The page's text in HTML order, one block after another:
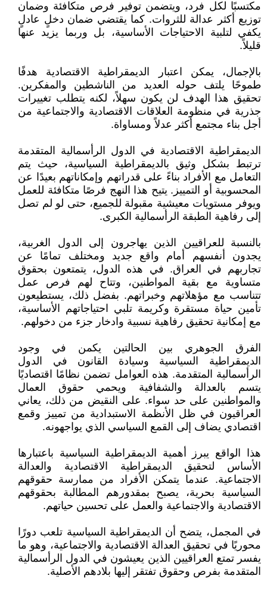
مكتسبًا لكل فرد، ويتضمن توفير فرص متكافئة وضمان
توزيع أكثر عدالة للثروات. كما يقتضي ضمان دخلٍ عادلٍ
يكفي لتلبية الاحتياجات الأساسية، بل وربما يزيد عنها
قليلاً.
بالإجمال، يمكن اعتبار الديمقراطية الاقتصادية هدفًا
طموحًا يلتف حوله العديد من الناشطين والمفكرين.
تحقيق هذا الهدف لن يكون سهلاً، لكنه يتطلب تغييرات
جذرية في منظومة العلاقات الاقتصادية والاجتماعية من
أجل بناء مجتمع أكثر عدلاً ومساواة.
الديمقراطية الاقتصادية في الدول الرأسمالية المتقدمة
ترتبط بشكل وثيق بالديمقراطية السياسية، حيث يتم
التعامل مع الأفراد بناءً على قدراتهم وإمكاناتهم بعيدًا عن
المحسوبية أو التمييز. يتيح هذا النهج فرصًا متكافئة للعمل
ويوفر مستويات معيشية مقبولة للجميع، حتى لو لم تصل
إلى رفاهية الطبقة الرأسمالية الكبرى.
بالنسبة للعراقيين الذين يهاجرون إلى الدول الغربية،
يجدون أنفسهم أمام واقع جديد ومختلف تمامًا عن
تجاربهم في العراق. في هذه الدول، يتمتعون بحقوق
متساوية مع بقية المواطنين، وتتاح لهم فرص عمل
تتناسب مع مؤهلاتهم وخبراتهم. بفضل ذلك، يستطيعون
تأمين حياة مستقرة وكريمة تلبي احتياجاتهم الأساسية،
مع إمكانية تحقيق رفاهية نسبية وادخار جزء من دخولهم.
الفرق الجوهري بين الحالتين يكمن في وجود
الديمقراطية السياسية وسيادة القانون في الدول
الرأسمالية المتقدمة. هذه العوامل تضمن نظامًا اقتصاديًا
يتسم بالعدالة والشفافية ويحمي حقوق العمال
والمواطنين على حد سواء. على النقيض من ذلك، يعاني
العراقيون في ظل الأنظمة الاستبدادية من تمييز وقمع
اقتصادي يضاف إلى القمع السياسي الذي يواجهونه.
هذا الواقع يبرز أهمية الديمقراطية السياسية باعتبارها
الأساس لتحقيق الديمقراطية الاقتصادية والعدالة
الاجتماعية. عندما يتمكن الأفراد من ممارسة حقوقهم
السياسية بحرية، يصبح بمقدورهم المطالبة بحقوقهم
الاقتصادية والاجتماعية والعمل على تحسين حياتهم.
في المجمل، يتضح أن الديمقراطية السياسية تلعب دورًا
محوريًا في تحقيق العدالة الاقتصادية والاجتماعية، وهو ما
يفسر تمتع العراقيين الذين يعيشون في الدول الرأسمالية
المتقدمة بفرص وحقوق تفتقر إليها بلادهم الأصلية.